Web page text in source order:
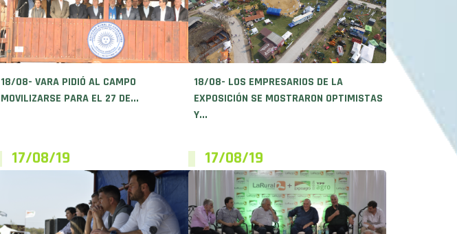
18/08- VARA PIDIÓ AL CAMPO
MOVILIZARSE PARA EL 27 DE...
18/08- LOS EMPRESARIOS DE LA
EXPOSICIÓN SE MOSTRARON OPTIMISTAS
Y...
17/08/19 17/08/19